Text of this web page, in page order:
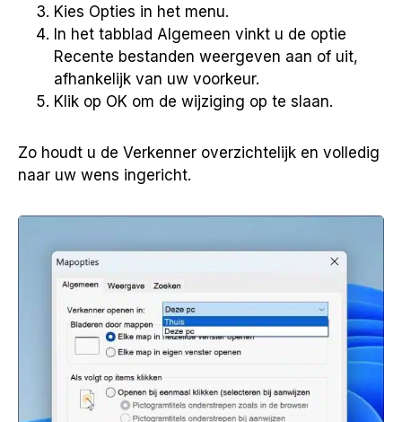
Kies Opties in het menu.
In het tabblad Algemeen vinkt u de optie
Recente bestanden weergeven aan of uit,
afhankelijk van uw voorkeur.
Klik op OK om de wijziging op te slaan.
Zo houdt u de Verkenner overzichtelijk en volledig
naar uw wens ingericht.